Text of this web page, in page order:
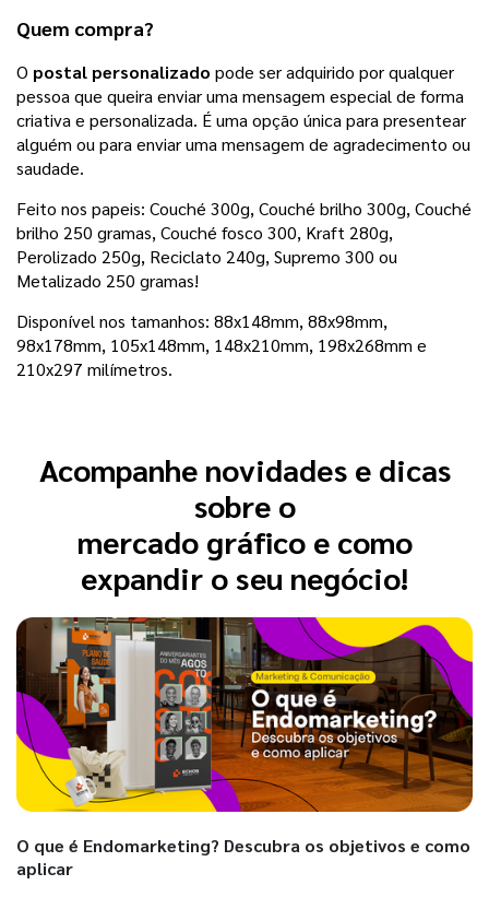
Quem compra?
O postal personalizado pode ser adquirido por qualquer
pessoa que queira enviar uma mensagem especial de forma
criativa e personalizada. É uma opção única para presentear
alguém ou para enviar uma mensagem de agradecimento ou
saudade.
Feito nos papeis: Couché 300g, Couché brilho 300g, Couché
brilho 250 gramas, Couché fosco 300, Kraft 280g,
Perolizado 250g, Reciclato 240g, Supremo 300 ou
Metalizado 250 gramas!
Disponível nos tamanhos: 88x148mm, 88x98mm,
98x178mm, 105x148mm, 148x210mm, 198x268mm e
210x297 milímetros.
Acompanhe novidades e dicas
sobre o
mercado gráfico e como
expandir o seu negócio!
O que é Endomarketing? Descubra os objetivos e como
aplicar